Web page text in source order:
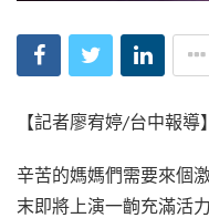
【記者廖宥婷/台中報導】
辛苦的媽媽們需要來個
末即將上演一齣充滿活